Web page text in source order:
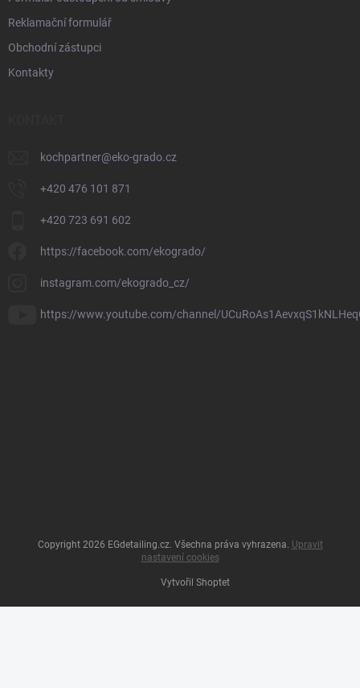
Reklamační formulář
Obchodní zástupci
Kontakty
kochpartner@eko-grado.cz
+420 476 101 871
+420 723 691 602
https://facebook.com/ekogrado/
instagram.com/ekogrado_cz/
https://www.youtube.com/channel/
Vytvořil Shoptet
Copyright 2026 EGdetailing.cz. Všechna práva vyhrazena. Upravit
nastavení cookies